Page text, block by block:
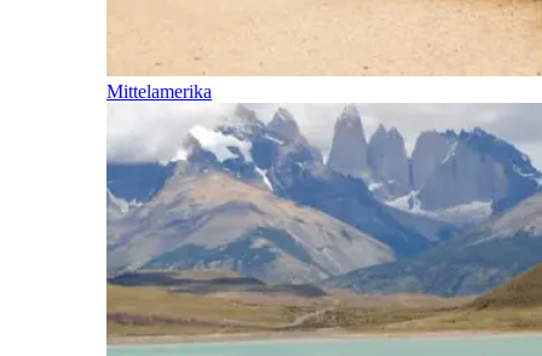
Mittelamerika